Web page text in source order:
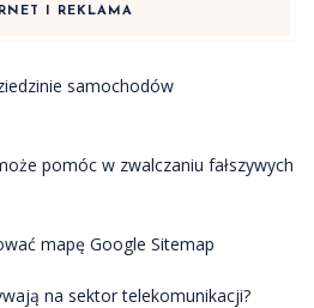
I REKLAMA
samochodów
pomóc w zwalczaniu fałszywych
mapę Google Sitemap
na sektor telekomunikacji?